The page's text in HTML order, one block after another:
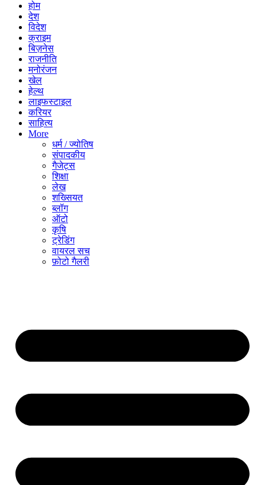
होम
देश
विदेश
क्राइम
बिज़नेस
राजनीति
मनोरंजन
खेल
हेल्थ
लाइफस्टाइल
करियर
साहित्य
More
धर्म / ज्योतिष
संपादकीय
गैजेट्स
शिक्षा
लेख
शख्सियत
ब्लॉग
ऑटो
कृषि
ट्रेडिंग
वायरल सच
फ़ोटो गैलरी